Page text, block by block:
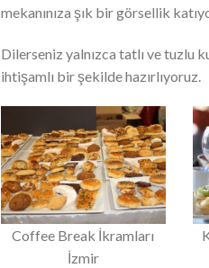
mekanınıza şık bir görsellik
Dilerseniz yalnızca tatlı ve tuzlu
ihtişamlı bir şekilde hazırlıyoruz.
Coffee Break İkramları
İzmir